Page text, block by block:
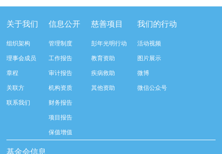
先生依次为新一任理事长徐滨先生及秘
新起点上，基金会将始终坚守创立初
心，继续沿着余彭年先生的慈善足迹稳
步前行：一方面将持续巩固已有的品牌
公益项目优势，把帮扶资源更精准地向
索适配新时代公益环境的创新路径，联
动更多社会爱心力量，搭建更透明、更
阔的角落，用实际行动践行"取之于社
会、用之于社会"的公益承诺。未来，
余彭年慈善基金会将在新一届理事会的
带领下，以更饱满的热忱投身公益慈善
家中。简朴的乡村民居陈设简单，老人
往日家中大大小小的农活，全都压在了
老伴一人肩上。此前季爷爷的左眼早已
彻底失明，卧床的日子里视野一片昏
暗，行动受限再加上双目近乎失明，老
人常常对往后的生活满心忧虑。得益于
去年项目开展的右眼手术，如今他的右
眼重获视力，平日里能够看清手机屏
幕，简单的日常起居也可以自己打理不
少。聊天的时候季爷爷语气满是庆
幸：“本来走路就不利索，要是双眼都
看不见，真的不敢设想往后的日子。现
光明行动”在内蒙的点点滴滴，并希望
覆盖，加强术后随访与科普宣传，同时
仪式后余彭年慈善基金会一行实地探访
了项目实施的一线情况，详细了解了患
流程就诊环节。 探访结束后，我们一行
开始对参与项目的患者进行了随机的回
项目的患者进行了随机的回访。居住在
松山区三道井子村的王奶奶左眼一直视
检查治疗。村里的赵书记在走访过程中
曾经被白内障困扰的老人，在接受
发生了怎样的变化。“现在能看清菜苗
来到涟源市渡头塘乡洪家村。72岁的曾
爷爷正在自家菜地里忙碌。他曾是村里
见，另一只眼睛的视力也越来越差。以
前，他看不清鱼塘的水位，也分不清菜
术后，眼睛亮堂多了！”老人笑着说。
现在，他能清楚地看到鱼塘里鱼儿游动
杂草。尽管手部有残疾，但他在田埂上
关于我们
组织架构
理事会成员
章程
关联方
联系我们
信息公开
管理制度
工作报告
审计报告
机构资质
财务报告
项目报告
保值增值
慈善项目
彭年光明行动
教育资助
疾病救助
其他资助
我们的行动
活动视频
图片展示
微博
微信公众号
基金会信息